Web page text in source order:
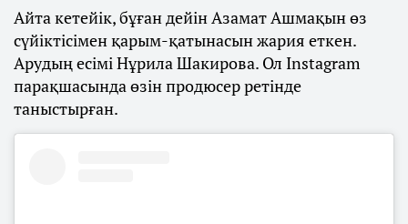
Айта кетейік, бұған дейін Азамат Ашмақын өз
сүйіктісімен қарым-қатынасын жария еткен.
Арудың есімі Нұрила Шакирова. Ол Instagram
парақшасында өзін продюсер ретінде
таныстырған.